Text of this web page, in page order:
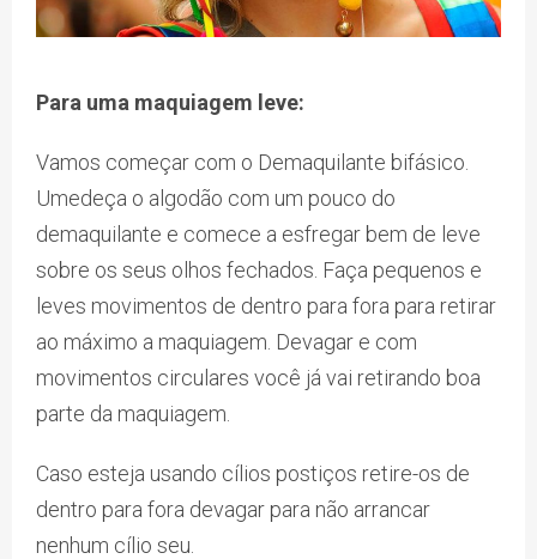
Para uma maquiagem leve:
Vamos começar com o Demaquilante bifásico.
Umedeça o algodão com um pouco do
demaquilante e comece a esfregar bem de leve
sobre os seus olhos fechados. Faça pequenos e
leves movimentos de dentro para fora para retirar
ao máximo a maquiagem. Devagar e com
movimentos circulares você já vai retirando boa
parte da maquiagem.
Caso esteja usando cílios postiços retire-os de
dentro para fora devagar para não arrancar
nenhum cílio seu.